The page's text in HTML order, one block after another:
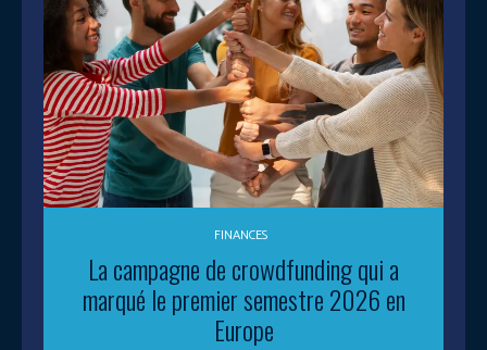
FINANCES
La campagne de crowdfunding qui a
marqué le premier semestre 2026 en
Europe